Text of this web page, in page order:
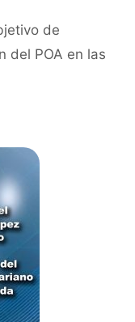
de
del POA en las